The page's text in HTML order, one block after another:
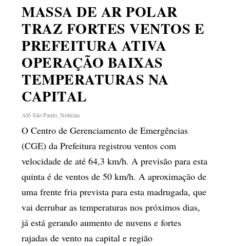
MASSA DE AR POLAR
TRAZ FORTES VENTOS E
PREFEITURA ATIVA
OPERAÇÃO BAIXAS
TEMPERATURAS NA
CAPITAL
Alô São Paulo ,Notícias
O Centro de Gerenciamento de Emergências
(CGE) da Prefeitura registrou ventos com
velocidade de até 64,3 km/h. A previsão para esta
quinta é de ventos de 50 km/h. A aproximação de
uma frente fria prevista para esta madrugada, que
vai derrubar as temperaturas nos próximos dias,
já está gerando aumento de nuvens e fortes
rajadas de vento na capital e região